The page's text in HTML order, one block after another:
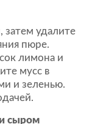
затем удалите
пюре.
лимона и
мусс в
и зеленью.
сыром